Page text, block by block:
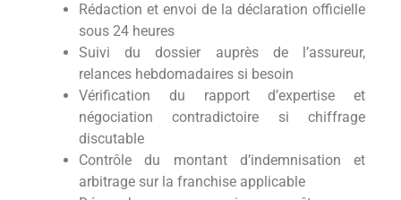
Rédaction et envoi de la déclaration officielle
sous 24 heures
Suivi du dossier auprès de l’assureur,
relances hebdomadaires si besoin
Vérification du rapport d’expertise et
négociation contradictoire si chiffrage
discutable
Contrôle du montant d’indemnisation et
arbitrage sur la franchise applicable